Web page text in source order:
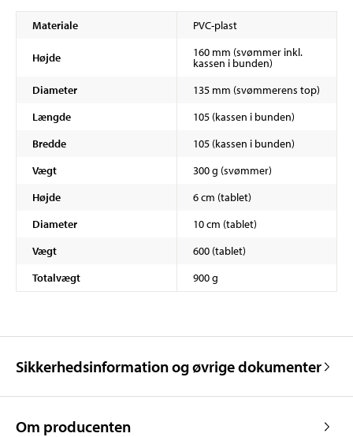
Materiale PVC-plast
Højde 160 mm (svømmer inkl.
kassen i bunden)
Diameter
135 mm (svømmerens top)
Længde
105 (kassen i bunden)
Bredde
105 (kassen i bunden)
Vægt
300 g (svømmer)
Højde
6 cm (tablet)
Diameter
10 cm (tablet)
Vægt
600 (tablet)
Totalvægt
900 g
Sikkerhedsinformation og øvrige dokumenter
Om producenten